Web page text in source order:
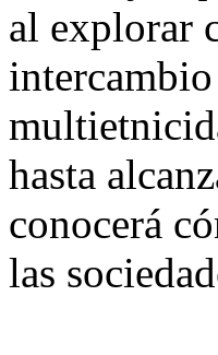
al explorar
hasta
conocerá
las